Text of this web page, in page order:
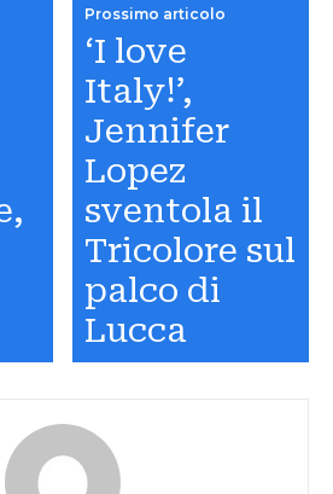
Prossimo articolo
‘I love
Italy!’,
Jennifer
Lopez
sventola il
Tricolore sul
palco di
Lucca